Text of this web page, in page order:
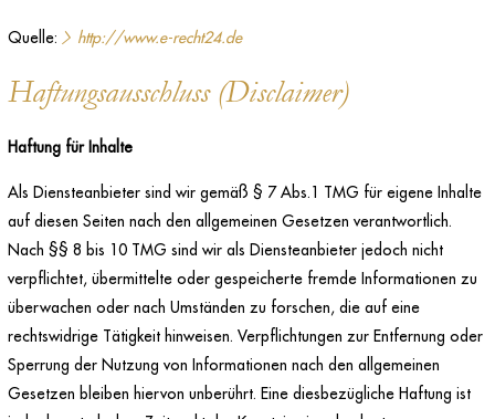
Quelle: http://www.e-recht24.de
Haftungsausschluss (Disclaimer)
Haftung für Inhalte
Als Diensteanbieter sind wir gemäß § 7 Abs.1 TMG für eigene Inhalte
auf diesen Seiten nach den allgemeinen Gesetzen verantwortlich.
Nach §§ 8 bis 10 TMG sind wir als Diensteanbieter jedoch nicht
verpflichtet, übermittelte oder gespeicherte fremde Informationen zu
überwachen oder nach Umständen zu forschen, die auf eine
rechtswidrige Tätigkeit hinweisen. Verpflichtungen zur Entfernung oder
Sperrung der Nutzung von Informationen nach den allgemeinen
Gesetzen bleiben hiervon unberührt. Eine diesbezügliche Haftung ist